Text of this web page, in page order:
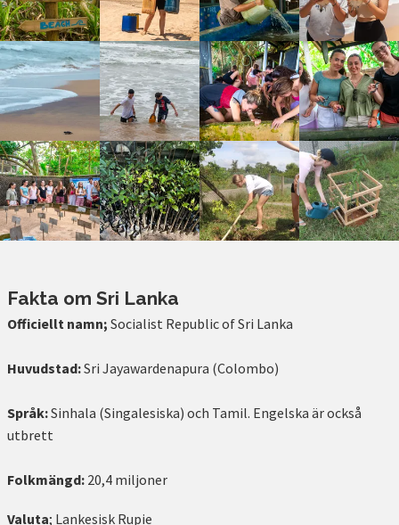
Fakta om Sri Lanka
Officiellt namn; Socialist Republic of Sri Lanka
Huvudstad:Sri Jayawardenapura (Colombo)
Språk:Sinhala (Singalesiska) och Tamil. Engelska är också
utbrett
Folkmängd: 20,4 miljoner
Valuta; Lankesisk Rupie